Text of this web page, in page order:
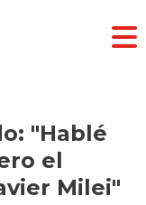
"Hablé
el
Milei"